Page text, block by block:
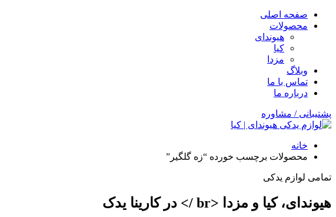
صفحه اصلی
محصولات
هیوندای
کیا
مزدا
وبلاگ
تماس با ما
درباره ما
پشتیبانی / مشاوره
خانه
محصولات برچسب خورده “زه گلگیر”
تمامی لوازم یدکی
هیوندای، کیا و مزدا <br /> در کارینا یدک